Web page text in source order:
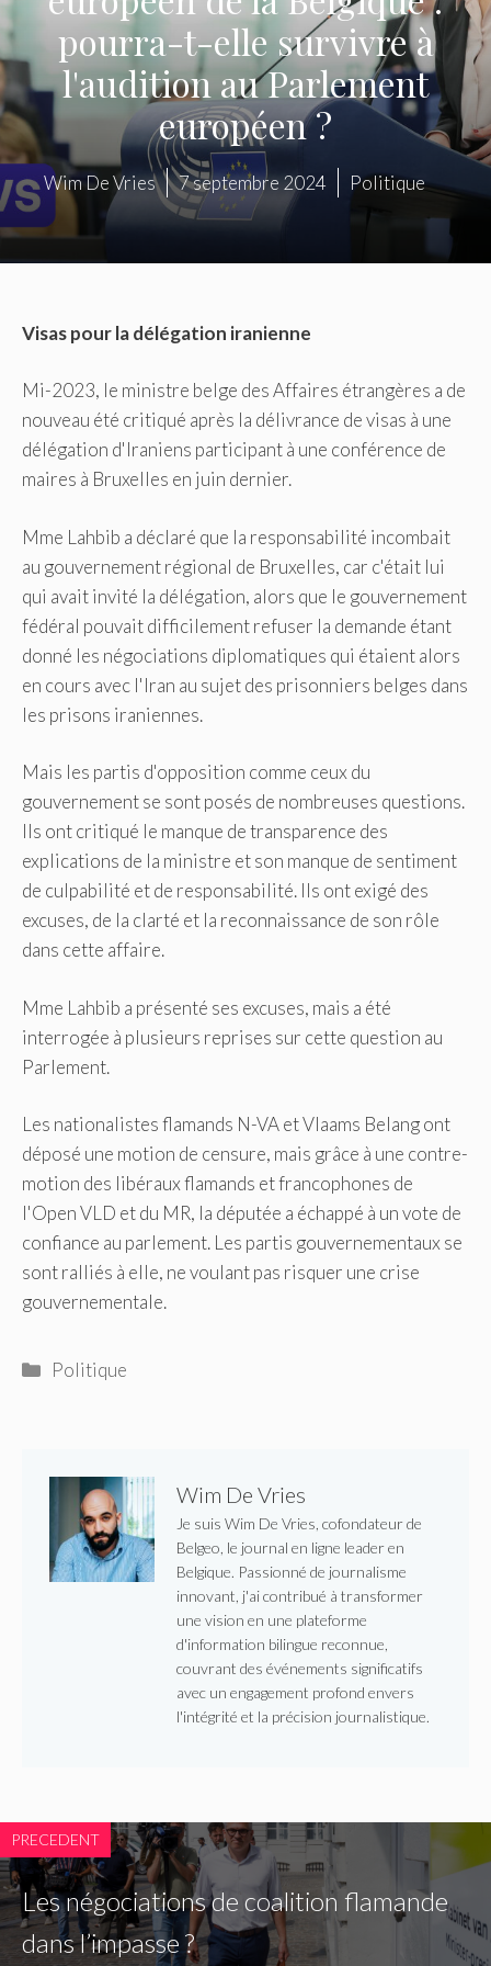
pourra-t-elle survivre à
l'audition au Parlement
européen ?
Wim De Vries 7 septembre 2024 Politique
Visas pour la délégation iranienne
Mi-2023, le ministre belge des Affaires étrangères a de
nouveau été critiqué après la délivrance de visas à une
délégation d'Iraniens participant à une conférence de
maires à Bruxelles en juin dernier.
Mme Lahbib a déclaré que la responsabilité incombait
au gouvernement régional de Bruxelles, car c'était lui
qui avait invité la délégation, alors que le gouvernement
fédéral pouvait difficilement refuser la demande étant
donné les négociations diplomatiques qui étaient alors
en cours avec l'Iran au sujet des prisonniers belges dans
les prisons iraniennes.
Mais les partis d'opposition comme ceux du
gouvernement se sont posés de nombreuses questions.
Ils ont critiqué le manque de transparence des
explications de la ministre et son manque de sentiment
de culpabilité et de responsabilité. Ils ont exigé des
excuses, de la clarté et la reconnaissance de son rôle
dans cette affaire.
Mme Lahbib a présenté ses excuses, mais a été
interrogée à plusieurs reprises sur cette question au
Parlement.
Les nationalistes flamands N-VA et Vlaams Belang ont
déposé une motion de censure, mais grâce à une contre-
motion des libéraux flamands et francophones de
l'Open VLD et du MR, la députée a échappé à un vote de
confiance au parlement. Les partis gouvernementaux se
sont ralliés à elle, ne voulant pas risquer une crise
gouvernementale.
Catégories
Politique
Wim De Vries
Je suis Wim De Vries, cofondateur de
Belgeo, le journal en ligne leader en
Belgique. Passionné de journalisme
innovant, j'ai contribué à transformer
une vision en une plateforme
d'information bilingue reconnue,
couvrant des événements significatifs
avec un engagement profond envers
l'intégrité et la précision journalistique.
PRECEDENT
Les négociations de coalition flamande
dans l’impasse ?